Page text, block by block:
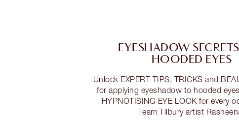
EYESHADOW
HOODED EYES
Unlock EXPERT TIPS, TRICKS and
for applying eyeshadow to hooded
HYPNOTISING EYE LOOK for every
Team Tilbury artist